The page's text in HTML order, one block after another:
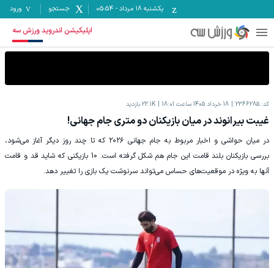
یکشنبه ۱۸ مرداد -
05:54 جستجو ورود
اپلیکیشن اندروید ورزش سه
کد: 2366285 18 خرداد 1405 ساعت 18:01 22.1K بازدید
غیبت بیرانوند در میان بازیکنان دو متری جام جهانی!
در میان حواشی و اخبار مربوط به جام جهانی ۲۰۲۶ که تا چند روز دیگر آغاز می‌شود،
بررسی بازیکنان بلند قامت این جام هم شکل گرفته است. 10 بازیکنی که شاید قد و قامت
آنها به ویژه در موقعیت‌های حساس می‌تواند سرنوشت یک بازی را تغییر دهد.